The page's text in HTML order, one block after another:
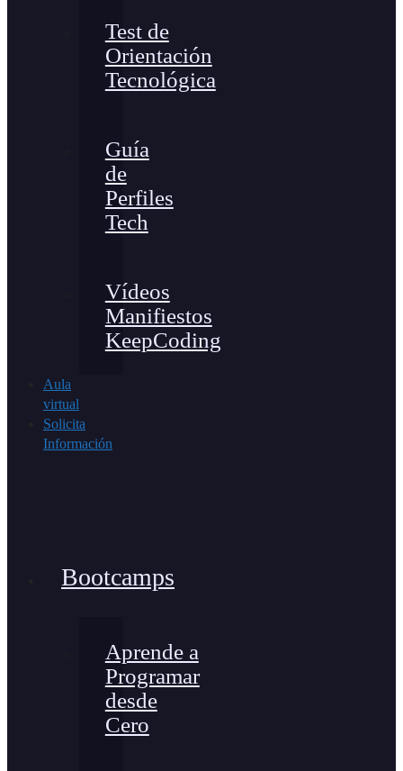
Test de
Orientación
Tecnológica
Guía
de
Perfiles
Tech
Vídeos
Manifiestos
KeepCoding
Aula
virtual
Solicita
Información
Bootcamps
Aprende a
Programar
desde
Cero